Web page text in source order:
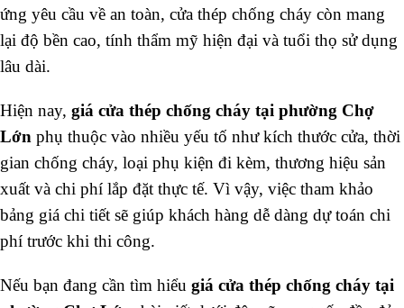
ứng yêu cầu về an toàn, cửa thép chống cháy còn mang
lại độ bền cao, tính thẩm mỹ hiện đại và tuổi thọ sử dụng
lâu dài.
Hiện nay, giá cửa thép chống cháy tại phường Chợ
Lớn phụ thuộc vào nhiều yếu tố như kích thước cửa, thời
gian chống cháy, loại phụ kiện đi kèm, thương hiệu sản
xuất và chi phí lắp đặt thực tế. Vì vậy, việc tham khảo
bảng giá chi tiết sẽ giúp khách hàng dễ dàng dự toán chi
phí trước khi thi công.
Nếu bạn đang cần tìm hiểu giá cửa thép chống cháy tại